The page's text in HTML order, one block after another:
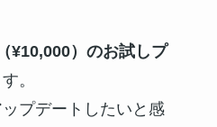
¥10,000）のお試しプ
。
プデートしたいと感